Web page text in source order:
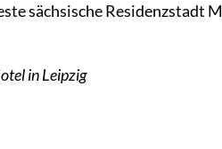
sächsische Residenzstadt
in Leipzig